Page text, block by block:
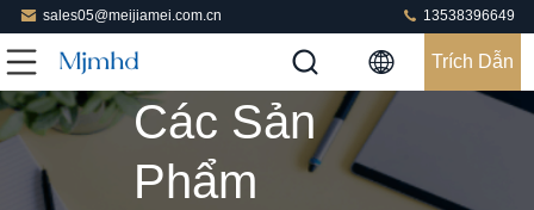
sales05@meijiamei.com.cn 13538396649
Trích Dẫn
Các Sản
Phẩm